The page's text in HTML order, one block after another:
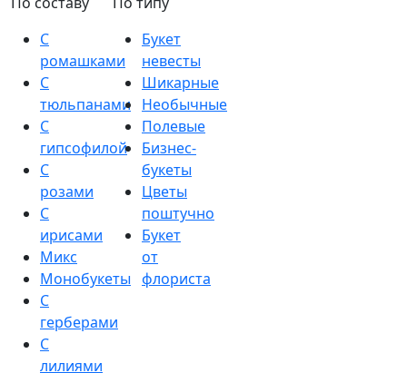
С
ромашками
С
тюльпанами
С
гипсофилой
С
розами
С
ирисами
Микс
Монобукеты
С
герберами
С
лилиями
Букет
невесты
Шикарные
Необычные
Полевые
Бизнес-
букеты
Цветы
поштучно
Букет
от
флориста